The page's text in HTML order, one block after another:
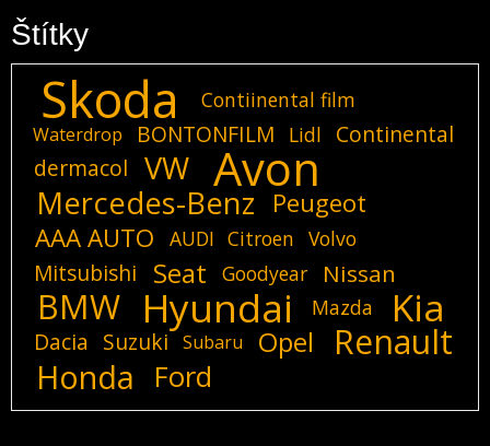
Štítky
Skoda Contiinental film
Waterdrop BONTONFILM Lidl
Continental
dermacol
VW Avon
Mercedes-Benz
Peugeot
AAA AUTO
AUDI Citroen Volvo
Mitsubishi Seat Goodyear Nissan
BMW Hyundai Mazda Kia
Dacia Suzuki Subaru Opel Renault
Honda Ford